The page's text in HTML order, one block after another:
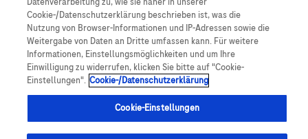
Chicago
29. Mai – 2. Juni 2026
Cookie-/Datenschutzerklärung beschrieben ist, was die
Nutzung von Browser-Informationen und IP-Adressen sowie die
Weitergabe von Daten an Dritte umfassen kann. Für weitere
Informationen, Einstellungsmöglichkeiten und um Ihre
Einwilligung zu widerrufen, klicken Sie bitte auf "Cookie-
Einstellungen". Cookie-/Datenschutzerklärung
Cookie-Einstellungen